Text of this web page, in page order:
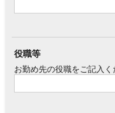
役職等
お勤め先の役職をご記入く